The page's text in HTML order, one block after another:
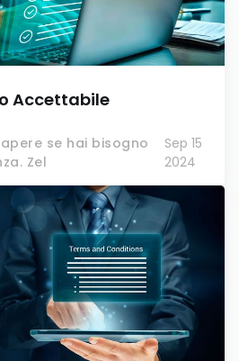
Accettabile
se hai bisogno
Zel
Sep 15
2024